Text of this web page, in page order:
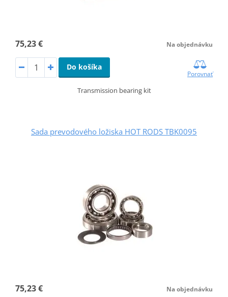
75,23 € Na objednávku
Do košíka
Porovnať
Transmission bearing kit
Sada prevodového ložiska HOT RODS TBK0095
75,23 € Na objednávku